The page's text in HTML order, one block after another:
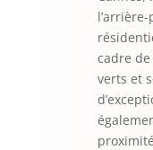
cadre de
verts et